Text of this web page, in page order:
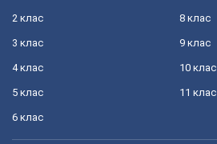
2 клас
3 клас
4 клас
5 клас
6 клас
8 клас
9 клас
10 клас
11 клас